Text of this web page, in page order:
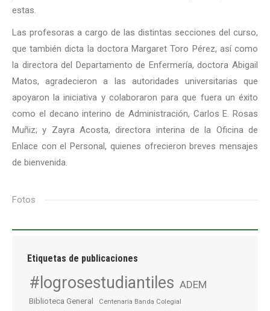
estas.
Las profesoras a cargo de las distintas secciones del curso,
que también dicta la doctora Margaret Toro Pérez, así como
la directora del Departamento de Enfermería, doctora Abigail
Matos, agradecieron a las autoridades universitarias que
apoyaron la iniciativa y colaboraron para que fuera un éxito
como el decano interino de Administración, Carlos E. Rosas
Muñiz; y Zayra Acosta, directora interina de la Oficina de
Enlace con el Personal, quienes ofrecieron breves mensajes
de bienvenida.
Fotos
Etiquetas de publicaciones
#logrosestudiantiles ADEM
Biblioteca General Centenaria Banda Colegial